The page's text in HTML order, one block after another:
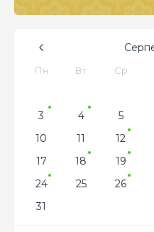
Пн Вт Ср
3
4 5
10
11 12
17
18 19
24
25 26
31